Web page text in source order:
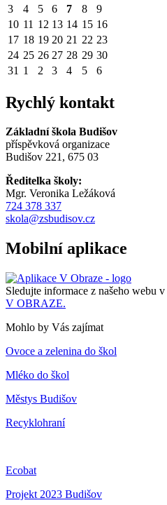
3
4 5 6 7 8
9
10 11 12 13 14 15 16
17 18 19 20 21 22 23
24 25 26 27 28 29 30
31 1 2 3 4 5 6
Rychlý kontakt
Základní škola Budišov
příspěvková organizace
Budišov 221, 675 03
Ředitelka školy:
Mgr. Veronika Ležáková
724 378 337
skola@zsbudisov.cz
Mobilní aplikace
Sledujte informace z našeho webu v
V OBRAZE.
Mohlo by Vás zajímat
Ovoce a zelenina do škol
Mléko do škol
Městys Budišov
Recyklohraní
Ecobat
Projekt 2023 Budišov